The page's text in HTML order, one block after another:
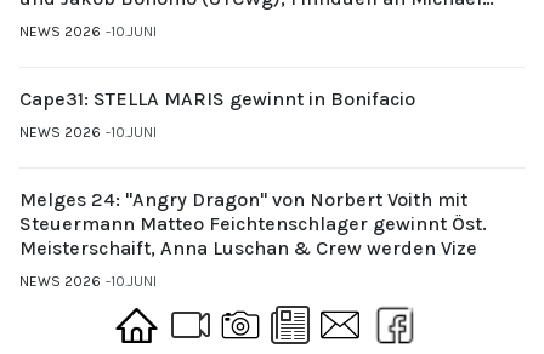
Gubi (UYCMo)
NEWS 2026 10.JUNI
Cape31: STELLA MARIS gewinnt in Bonifacio
NEWS 2026 10.JUNI
Melges 24: "Angry Dragon" von Norbert Voith mit
Steuermann Matteo Feichtenschlager gewinnt Öst.
Meisterschaift, Anna Luschan & Crew werden Vize
NEWS 2026 10.JUNI